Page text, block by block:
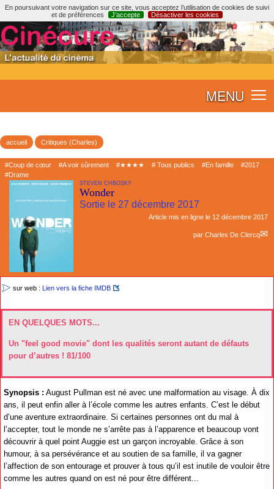
En poursuivant votre navigation sur ce site, vous acceptez l’utilisation de cookies de suivi
et de préférences
J’accepte Désactiver les cookies
MENU
accueil Critiques (Charles)
#Coup de cœur #A voir sûrement #★★★★ # Tous publics #En famille
#2017
#Drame
STEVEN CHBOSKY
Wonder
Sortie le 27 décembre 2017
Article mis en ligne le 12 décembre 2017
par Charles De Clercq
EN QUELQUES MOTS...
Un "feel good movie" dont les qualités seront autant de défauts
pour d’autres ! 81/100
sur web : Lien vers la fiche IMDB
Synopsis : August Pullman est né avec une malformation au visage. À dix
ans, il peut enfin aller à l’école comme les autres enfants. C’est le début
d’une aventure extraordinaire. Si certaines personnes ont du mal à
l’accepter, tout le monde ne s’arrête pas à l’apparence et beaucoup vont
découvrir à quel point Auggie est un garçon incroyable. Grâce à son
humour, à sa persévérance et au soutien de sa famille, il va gagner
l’affection de son entourage et prouver à tous qu’il est inutile de vouloir être
comme les autres quand on est né pour être différent...